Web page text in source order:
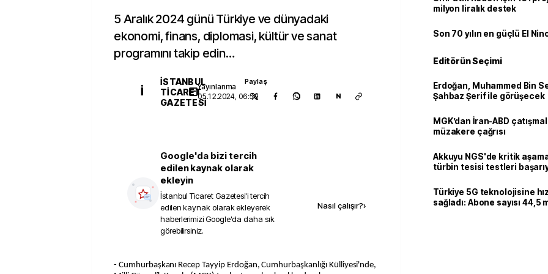
5 Aralık 2024 günü Türkiye ve dünyadaki
ekonomi, finans, diplomasi, kültür ve sanat
programını takip edin…
İ
İSTANBUL
TICARET
GAZETESI
Yayınlanma
05.12.2024, 06:59
Paylaş
N
Google'da bizi tercih
edilen kaynak olarak
ekleyin
İstanbul Ticaret Gazetesi'i tercih
edilen kaynak olarak ekleyerek
haberlerimizi Google'da daha sık
görebilirsiniz.
Nasıl çalışır?›
- Cumhurbaşkanı Recep Tayyip Erdoğan, Cumhurbaşkanlığı Külliyesi'nde,
milyon liralık destek
Son 70 yılın en güçlü El
Editörün Seçimi
Erdoğan, Muhammed Bin
Şahbaz Şerif ile görüşecek
MGK’dan İran-ABD
müzakere çağrısı
Akkuyu NGS'de kritik
türbin tesisi testleri
Türkiye 5G teknolojisine
sağladı: Abone sayısı 44,5